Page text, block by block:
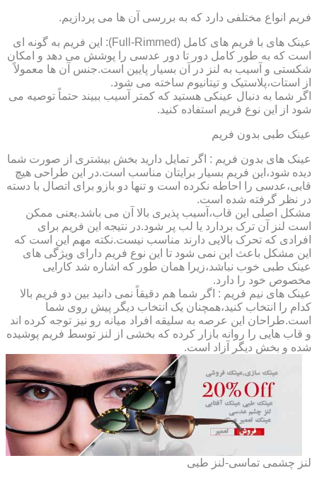
فریم انواع مختلفی دارد که به بررسی آن ها می پردازیم.
عینک های با فریم های کامل (Full-Rimmed): این فریم به گونه ای
است که به طور کامل دور تا دور عدسی را پوشش می دهد و امکان
شکستی و آسیب به لنز در آن بسیار پایین است.جنس آن ها معمولاً
از استات،پلاستیک و تیتانیوم ساخته می شود.
اگر شما به دنبال عینکی هستید که کمتر آسیب ببیند حتماً توصیه می
شود از این نوع فریم استفاده کنید.
عینک طبی بدون فریم
عینک های بدون فریم : اگر تمایل دارید بخش بیشتری از صورت شما
دیده شود،این فریم بسیار برایتان مناسب است.در این طراحی هیچ
قابی،عدسی را احاطه نکرده است و تنها دو بازو برای اتصال با دسته
در نظر گرفته شده است.
مشکل اصلی این قاب،آسیب پذیری بالا آن می باشد.یعنی ممکن
است لنز آن ترک بردارد یا لب پر شود.در نتیجه این فریم برای
افرادی که تحرک بالایی دارند مناسب نیست.نکته مهم این است که
این مشکل باعث این نمی شود تا این نوع فریم دارای ویژگی های
عینک طبی خوب نباشد،زیرا همان طور که اشاره شد کارایی
مخصوص خود را دارد.
عینک های نیم فریم : اگر شما هم دقیقاً نمی دانید بین دو فریم بالا
کدام را انتخاب کنید،همچنان یک انتخاب دیگر پیش روی شما
است.طراحان این عرصه به سلیقه افراد میانه رو نیز توجه کرده اند
و قاب هایی را روانه بازار کرده که بخشی از لنز توسط فریم پوشیده
شده و بخش دیگر آزاد است.
لنز چشمی تماسی-لنز طبی